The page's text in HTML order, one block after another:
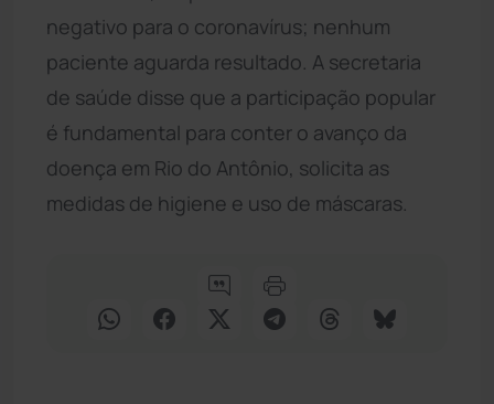
negativo para o coronavírus; nenhum
paciente aguarda resultado. A secretaria
de saúde disse que a participação popular
é fundamental para conter o avanço da
doença em Rio do Antônio, solicita as
medidas de higiene e uso de máscaras.